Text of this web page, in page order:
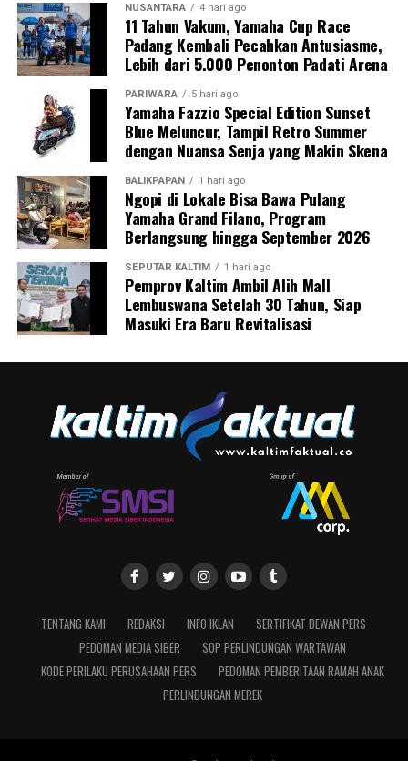
NUSANTARA 4 hari ago
11 Tahun Vakum, Yamaha Cup Race
Padang Kembali Pecahkan Antusiasme,
Lebih dari 5.000 Penonton Padati Arena
PARIWARA 5 hari ago
Yamaha Fazzio Special Edition Sunset
Blue Meluncur, Tampil Retro Summer
dengan Nuansa Senja yang Makin Skena
BALIKPAPAN 1 hari ago
Ngopi di Lokale Bisa Bawa Pulang
Yamaha Grand Filano, Program
Berlangsung hingga September 2026
SEPUTAR KALTIM 1 hari ago
Pemprov Kaltim Ambil Alih Mall
Lembuswana Setelah 30 Tahun, Siap
Masuki Era Baru Revitalisasi
TENTANG KAMI REDAKSI INFO IKLAN
SERTIFIKAT DEWAN PERS
PEDOMAN MEDIA SIBER
SOP PERLINDUNGAN WARTAWAN
KODE PERILAKU PERUSAHAAN PERS
PEDOMAN PEMBERITAAN RAMAH ANAK
PERLINDUNGAN MEREK